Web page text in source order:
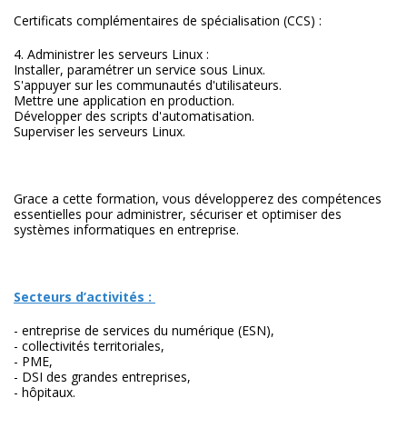
Certificats complémentaires de spécialisation (CCS) :
4. Administrer les serveurs Linux :
Installer, paramétrer un service sous Linux.
S'appuyer sur les communautés d'utilisateurs.
Mettre une application en production.
Développer des scripts d'automatisation.
Superviser les serveurs Linux.
Grace a cette formation, vous développerez des compétences
essentielles pour administrer, sécuriser et optimiser des
systèmes informatiques en entreprise.
Secteurs d’activités :
- entreprise de services du numérique (ESN),
- collectivités territoriales,
- PME,
- DSI des grandes entreprises,
- hôpitaux.